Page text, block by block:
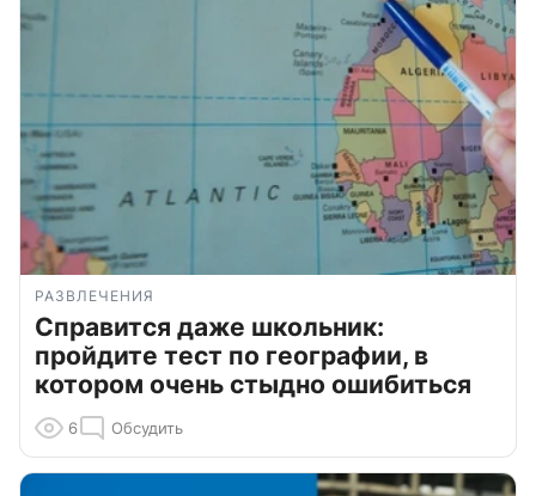
РАЗВЛЕЧЕНИЯ
Справится даже школьник:
пройдите тест по географии, в
котором очень стыдно ошибиться
6 Обсудить